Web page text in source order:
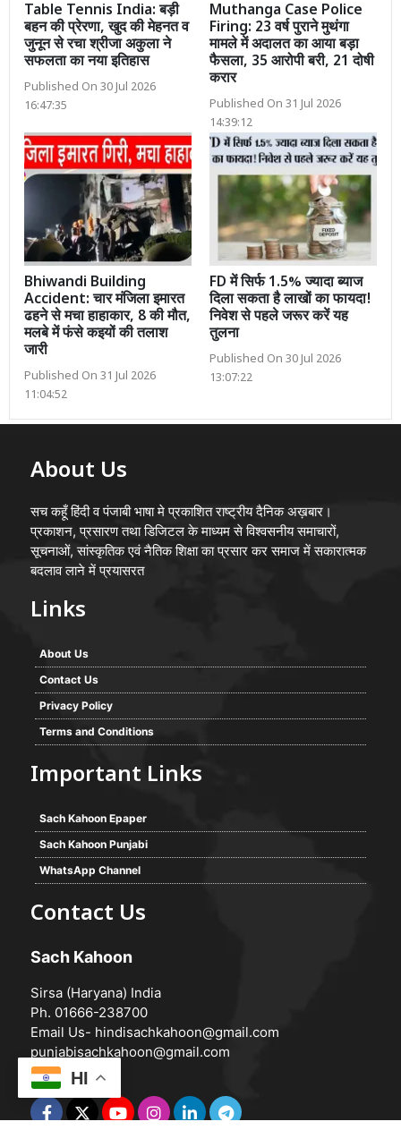
Table Tennis India: बड़ी
बहन की प्रेरणा, खुद की मेहनत व
जुनून से रचा श्रीजा अकुला ने
सफलता का नया इतिहास
Published On 30 Jul 2026
16:47:35
Muthanga Case Police
Firing: 23 वर्ष पुराने मुथंगा
मामले में अदालत का आया बड़ा
फैसला, 35 आरोपी बरी, 21 दोषी
करार
Published On 31 Jul 2026
14:39:12
Bhiwandi Building
Accident: चार मंजिला इमारत
ढहने से मचा हाहाकार, 8 की मौत,
मलबे में फंसे कइयों की तलाश
जारी
Published On 31 Jul 2026
11:04:52
FD में सिर्फ 1.5% ज्यादा ब्याज
दिला सकता है लाखों का फायदा!
निवेश से पहले जरूर करें यह
तुलना
Published On 30 Jul 2026
13:07:22
About Us
सच कहूँ हिंदी व पंजाबी भाषा मे प्रकाशित राष्ट्रीय दैनिक अख़बार।
प्रकाशन, प्रसारण तथा डिजिटल के माध्यम से विश्वसनीय समाचारों,
सूचनाओं, सांस्कृतिक एवं नैतिक शिक्षा का प्रसार कर समाज में सकारात्मक
बदलाव लाने में प्रयासरत
Links
About Us
Contact Us
Privacy Policy
Terms and Conditions
Important Links
Sach Kahoon Epaper
Sach Kahoon Punjabi
WhatsApp Channel
Contact Us
Sach Kahoon
Sirsa (Haryana) India
Ph. 01666-238700
Email Us- hindisachkahoon@gmail.com
punjabisachkahoon@gmail.com
HI